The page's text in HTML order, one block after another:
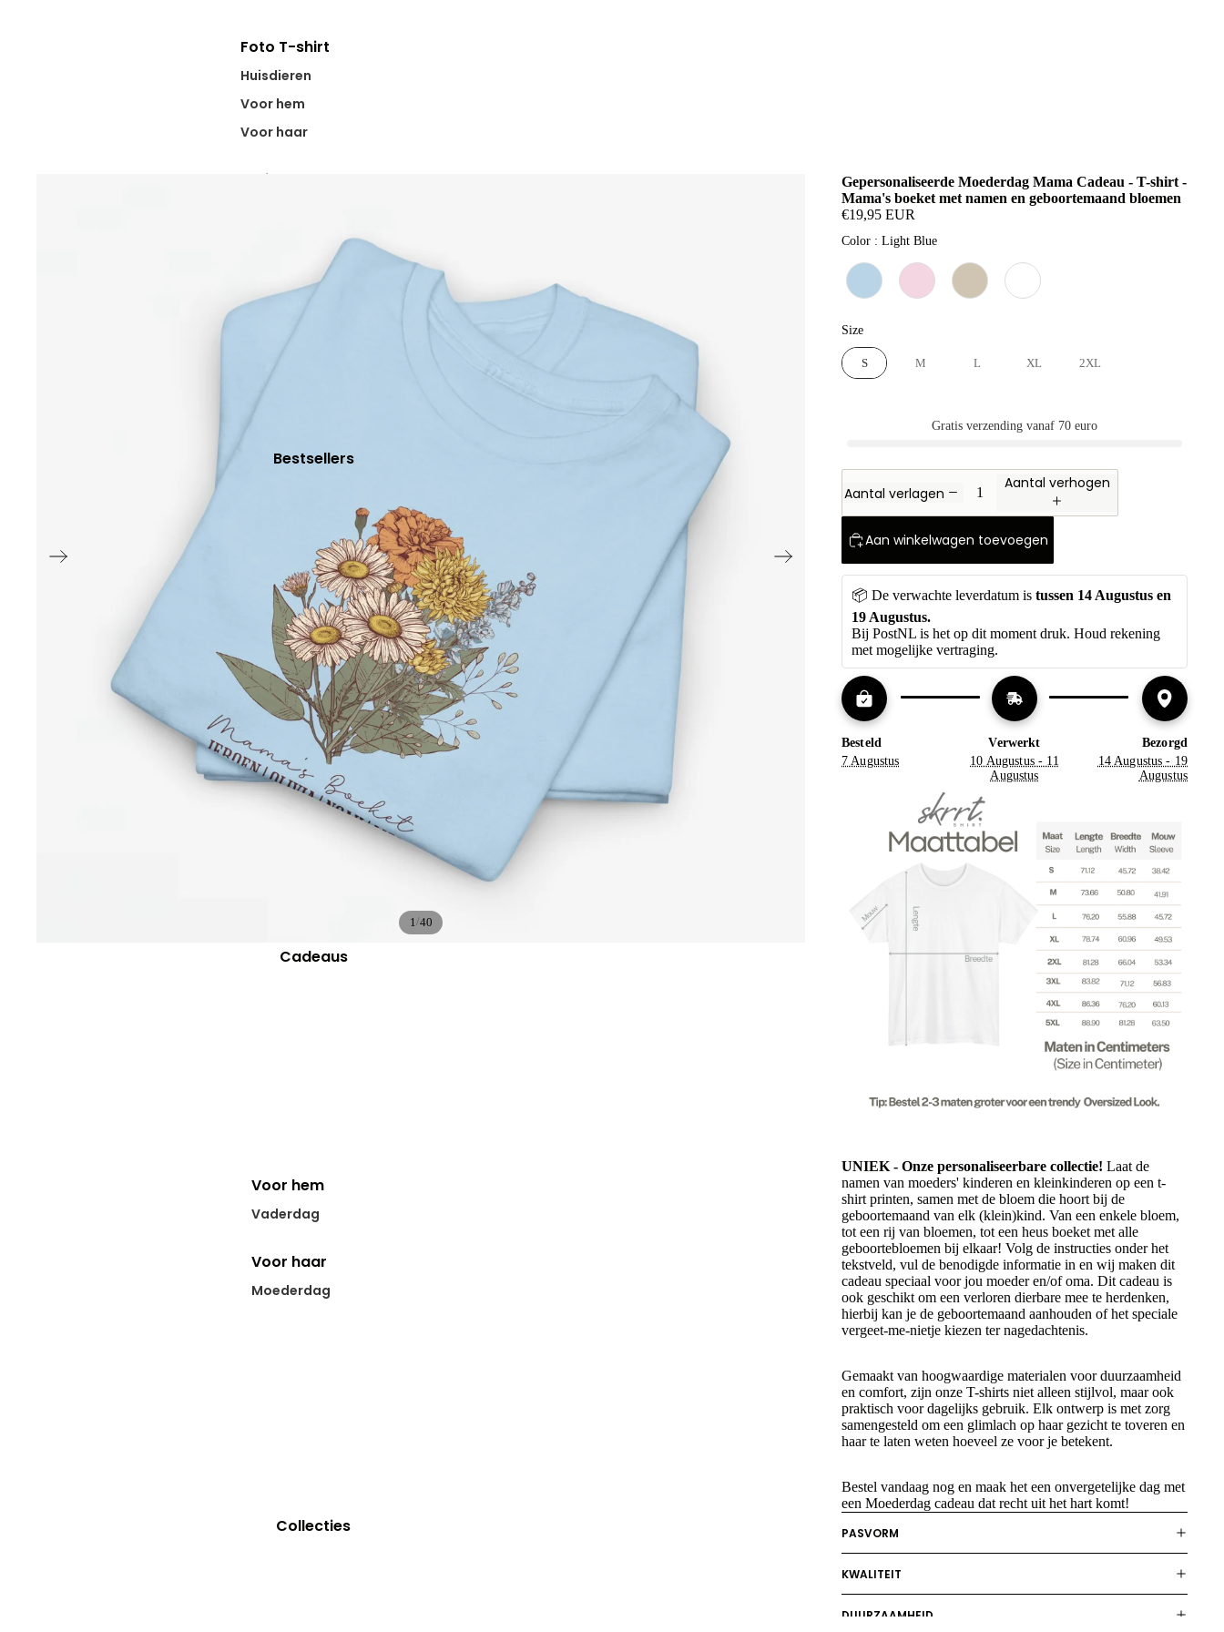
Foto T-shirt
Huisdieren
Voor hem
Voor haar
Truien
Beroep
Bestsellers
Cadeaus
Voor hem
Vaderdag
Voor haar
Moederdag
Collecties
1/40
Gepersonaliseerde Moederdag Mama Cadeau - T-shirt -
Mama's boeket met namen en geboortemaand bloemen
€19,95 EUR
Color : Light BlueColor
SizeSize
S M L XL 2XL
Gratis verzending vanaf 70 euro
Aantal verlagen
Aantal verhogen
Aan winkelwagen toevoegen
📦 De verwachte leverdatum is tussen 14 Augustus en
19 Augustus.
Bij PostNL is het op dit moment druk. Houd rekening
met mogelijke vertraging.
Besteld
7 Augustus
Verwerkt
10 Augustus - 11
Augustus
Bezorgd
14 Augustus - 19
Augustus
UNIEK - Onze personaliseerbare collectie! Laat de
namen van moeders' kinderen en kleinkinderen op een t-
shirt printen, samen met de bloem die hoort bij de
geboortemaand van elk (klein)kind. Van een enkele bloem,
tot een rij van bloemen, tot een heus boeket met alle
geboortebloemen bij elkaar! Volg de instructies onder het
tekstveld, vul de benodigde informatie in en wij maken dit
cadeau speciaal voor jou moeder en/of oma. Dit cadeau is
ook geschikt om een verloren dierbare mee te herdenken,
hierbij kan je de geboortemaand aanhouden of het speciale
vergeet-me-nietje kiezen ter nagedachtenis.
Gemaakt van hoogwaardige materialen voor duurzaamheid
en comfort, zijn onze T-shirts niet alleen stijlvol, maar ook
praktisch voor dagelijks gebruik. Elk ontwerp is met zorg
samengesteld om een glimlach op haar gezicht te toveren en
haar te laten weten hoeveel ze voor je betekent.
Bestel vandaag nog en maak het een onvergetelijke dag met
een Moederdag cadeau dat recht uit het hart komt!
PASVORM
KWALITEIT
DUURZAAMHEID